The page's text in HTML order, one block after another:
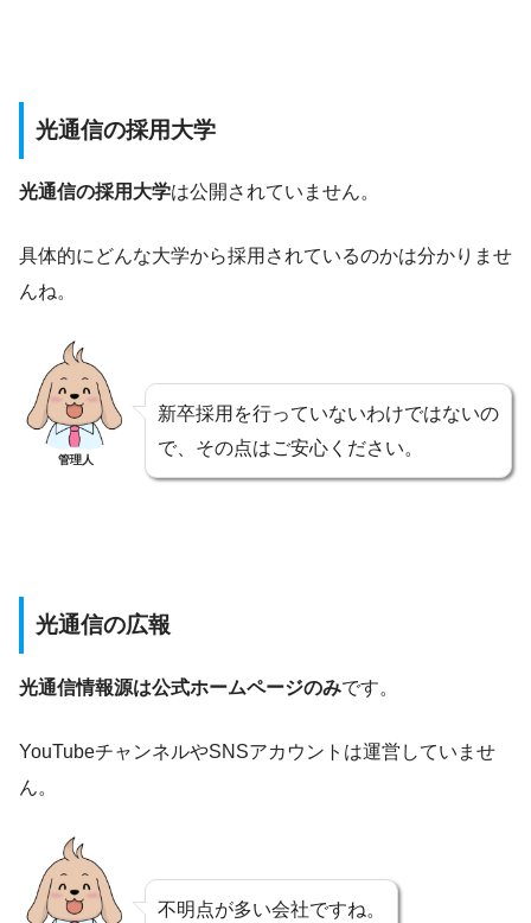
光通信の採用大学
光通信の採用大学は公開されていません。
具体的にどんな大学から採用されているのかは分かりませ
んね。
管理人
新卒採用を行っていないわけではないの
で、その点はご安心ください。
光通信の広報
光通信情報源は公式ホームページのみです。
YouTubeチャンネルやSNSアカウントは運営していませ
ん。
不明点が多い会社ですね。